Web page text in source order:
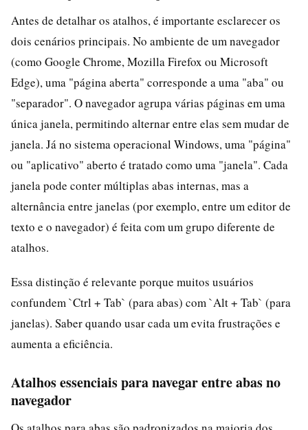
Antes de detalhar os atalhos, é importante esclarecer os
dois cenários principais. No ambiente de um navegador
(como Google Chrome, Mozilla Firefox ou Microsoft
Edge), uma "página aberta" corresponde a uma "aba" ou
"separador". O navegador agrupa várias páginas em uma
única janela, permitindo alternar entre elas sem mudar de
janela. Já no sistema operacional Windows, uma "página"
ou "aplicativo" aberto é tratado como uma "janela". Cada
janela pode conter múltiplas abas internas, mas a
alternância entre janelas (por exemplo, entre um editor de
texto e o navegador) é feita com um grupo diferente de
atalhos.
Essa distinção é relevante porque muitos usuários
confundem `Ctrl + Tab` (para abas) com `Alt + Tab` (para
janelas). Saber quando usar cada um evita frustrações e
aumenta a eficiência.
Atalhos essenciais para navegar entre abas no
navegador